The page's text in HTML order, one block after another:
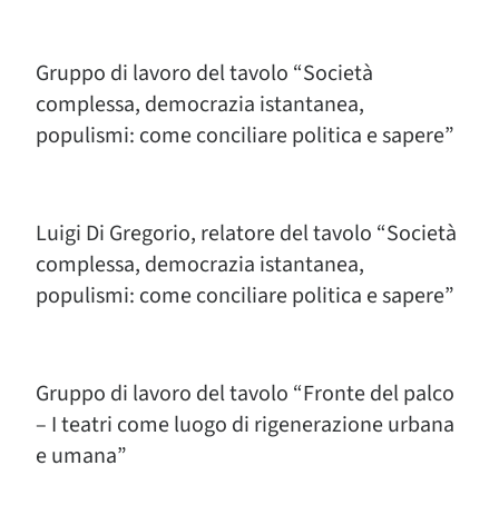
Gruppo di lavoro del tavolo “Società
complessa, democrazia istantanea,
populismi: come conciliare politica e sapere”
Luigi Di Gregorio, relatore del tavolo “Società
complessa, democrazia istantanea,
populismi: come conciliare politica e sapere”
Gruppo di lavoro del tavolo “Fronte del palco
– I teatri come luogo di rigenerazione urbana
e umana”